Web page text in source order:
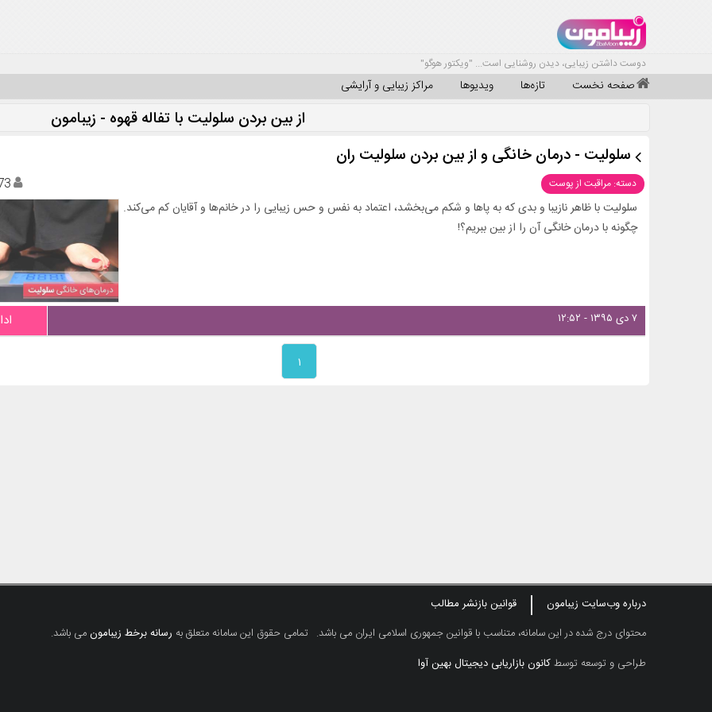
دوست داشتن زیبایی، دیدن روشنایی است... "ویکتور هوگو"
صفحه نخست تازه‌ها ویدیوها مراکز زیبایی و آرایشی
از بین بردن سلولیت با تفاله قهوه - زیبامون
سلولیت - درمان خانگی و از بین بردن سلولیت ران
دسته: مراقبت از پوست
سلولیت با ظاهر نازیبا و بدی که به پاها و شکم می‌بخشد، اعتماد به نفس و حس زیبایی را در خانم‌ها و آقایان کم می‌کند.
چگونه با درمان خانگی آن را از بین ببریم؟!
۷ دی ۱۳۹۵ - ۱۲:۵۲
۱
درباره وب‌سایت زیبامون
قوانین بازنشر مطالب
محتوای درج شده در این سامانه، متناسب با قوانین جمهوری اسلامی ایران می باشد. تمامی حقوق این سامانه متعلق به رسانه برخط زیبامونمی باشد.
طراحی و توسعه توسطکانون بازاریابی دیجیتال بهین آوا